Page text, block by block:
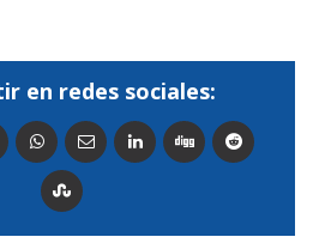
en redes sociales: